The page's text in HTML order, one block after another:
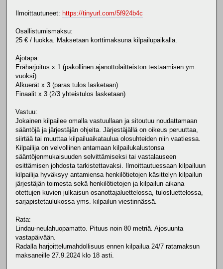
Ilmoittautuneet: https://tinyurl.com/5f924b4c
Osallistumismaksu:
25 € / luokka. Maksetaan korttimaksuna kilpailupaikalla.
Ajotapa:
Eräharjoitus x 1 (pakollinen ajanottolaitteiston testaamisen ym.
vuoksi)
Alkuerät x 3 (paras tulos lasketaan)
Finaalit x 3 (2/3 yhteistulos lasketaan)
Vastuu:
Jokainen kilpailee omalla vastuullaan ja sitoutuu noudattamaan
sääntöjä ja järjestäjän ohjeita. Järjestäjällä on oikeus peruuttaa,
siirtää tai muuttaa kilpailuaikataulua olosuhteiden niin vaatiessa.
Kilpailija on velvollinen antamaan kilpailukalustonsa
sääntöjenmukaisuuden selvittämiseksi tai vastalauseen
esittämisen johdosta tarkistettavaksi. Ilmoittautuessaan kilpailuun
kilpailija hyväksyy antamiensa henkilötietojen käsittelyn kilpailun
järjestäjän toimesta sekä henkilötietojen ja kilpailun aikana
otettujen kuvien julkaisun osanottajaluettelossa, tulosluettelossa,
sarjapistetaulukossa yms. kilpailun viestinnässä.
Rata:
Lindau-neulahuopamatto. Pituus noin 80 metriä. Ajosuunta
vastapäivään.
Radalla harjoittelumahdollisuus ennen kilpailua 24/7 ratamaksun
maksaneille 27.9.2024 klo 18 asti.